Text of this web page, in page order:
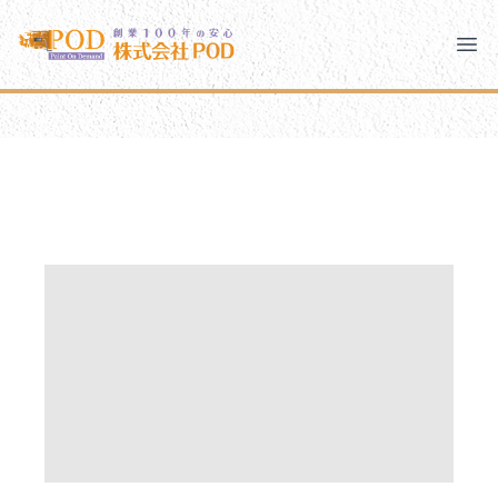
メインコンテンツにスキップ
株式会社ペイント・オン・デマンド
千葉の外壁塗装・屋根塗装なら創業100年の安心 ペイン
株式会社ペイント・オン・デマンド
モバイルメニュー
PODのまちづくり 安心の取り組み
PODについて